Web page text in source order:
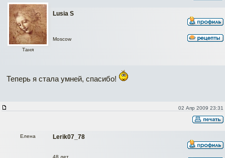
Lusia S
Таня
Moscow
Теперь я стала умней, спасибо!
02 Апр 2009 23:31
Lerik07_78
Елена
48 лет